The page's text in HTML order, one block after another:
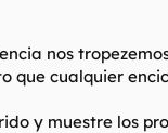
nos
que cualquier
y muestre los